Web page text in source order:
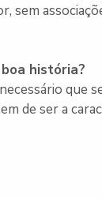
sem
história?
que
de ser a